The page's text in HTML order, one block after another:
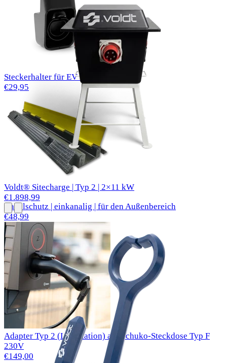
Steckerhalter für EV Typ 2 Ladekabel
€29,95
Kabelschutz | einkanalig | für den Außenbereich
€48,99
Adapter Typ 2 (Ladestation) auf Schuko-Steckdose Typ F
230V
€149,00
Voldt® Sitecharge | Typ 2 | 2×11 kW
€1.898,99